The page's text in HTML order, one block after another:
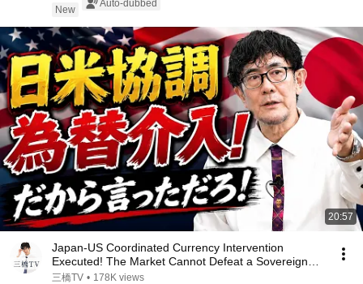
New
Auto-dubbed
20:57
Japan-US Coordinated Currency Intervention
Executed! The Market Cannot Defeat a Sovereign
Currenc...
三橋TV • 178K views